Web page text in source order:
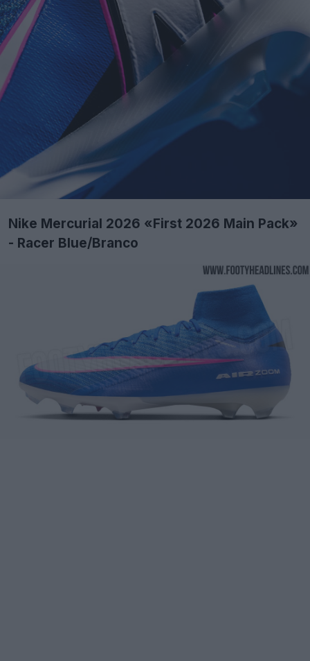
Nike Mercurial 2026 «First 2026 Main Pack»
- Racer Blue/Branco